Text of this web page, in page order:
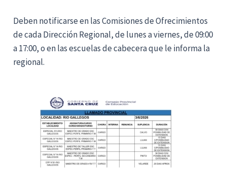
Deben notificarse en las Comisiones de Ofrecimientos
de cada Dirección Regional, de lunes a viernes, de 09:00
a 17:00, o en las escuelas de cabecera que le informa la
regional.